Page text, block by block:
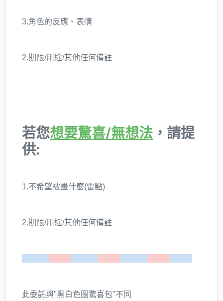
3.角色的反應、表情
2.期限/用途/其他任何備註
若您想要驚喜/無想法 ，請提
供:
1.不希望被畫什麼(雷點)
2.期限/用途/其他任何備註
此委託與"黑白色圖驚喜包"不同